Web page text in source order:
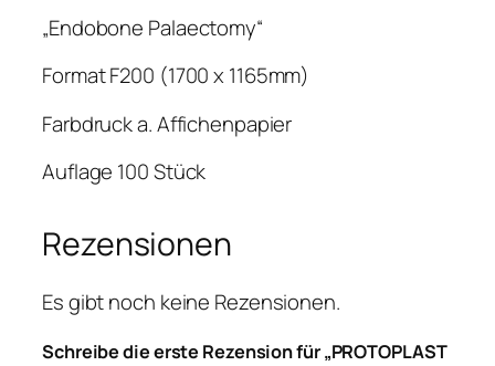
E
L
0
6
A
M
P
A
G
„Endobone Palaectomy“
Format F200 (1700 x 1165mm)
Farbdruck a. Affichenpapier
Auflage 100 Stück
Rezensionen
Es gibt noch keine Rezensionen.
Schreibe die erste Rezension für „PROTOPLAST